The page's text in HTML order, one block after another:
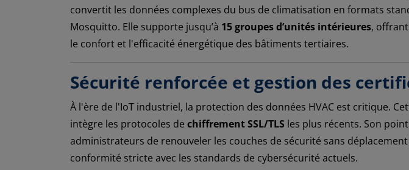
convertit les données complexes du bus de climatisation en formats
Mosquitto. Elle supporte jusqu’à 15 groupes d’unités intérieures,
le confort et l'efficacité énergétique des bâtiments tertiaires.
Sécurité renforcée et gestion des
À l'ère de l'IoT industriel, la protection des données HVAC est critique.
intègre les protocoles de chiffrement SSL/TLS les plus récents. Son
administrateurs de renouveler les couches de sécurité sans
conformité stricte avec les standards de cybersécurité actuels.